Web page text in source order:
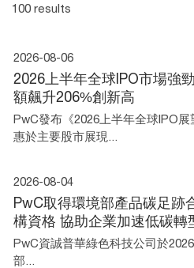
100 results
2026-08-06
2026上半年全球IPO市場強
額飆升206%創新高
PwC發布《2026上半年全球IPO
惠於主要股市展現...
2026-08-04
PwC取得環境部產品碳足跡
構資格 協助企業加速低碳轉
PwC資誠普華綠色科技公司於
部...